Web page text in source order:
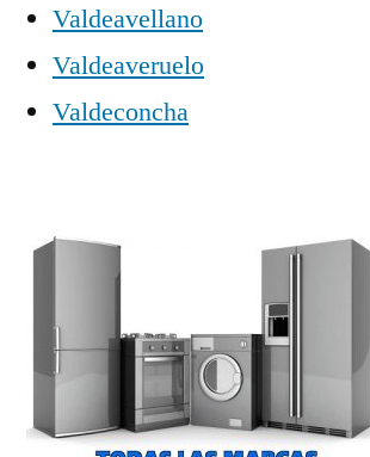
Valdeavellano
Valdeaveruelo
Valdeconcha